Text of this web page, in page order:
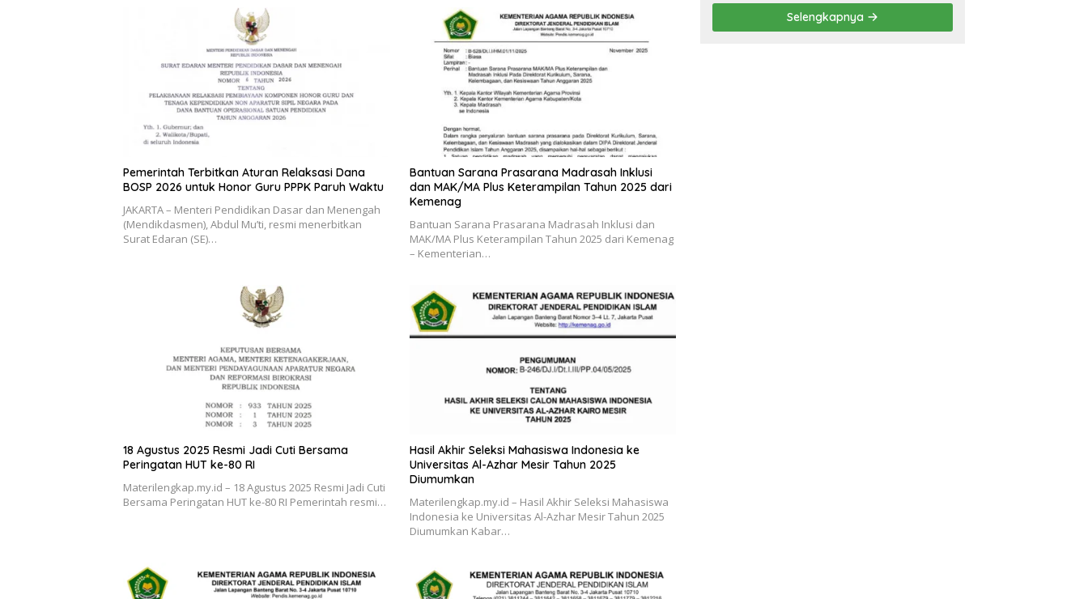
Pemerintah Terbitkan Aturan Relaksasi Dana
BOSP 2026 untuk Honor Guru PPPK Paruh Waktu
JAKARTA – Menteri Pendidikan Dasar dan Menengah
(Mendikdasmen), Abdul Mu’ti, resmi menerbitkan
Surat Edaran (SE)…
Bantuan Sarana Prasarana Madrasah Inklusi
dan MAK/MA Plus Keterampilan Tahun 2025 dari
Kemenag
Bantuan Sarana Prasarana Madrasah Inklusi dan
MAK/MA Plus Keterampilan Tahun 2025 dari Kemenag
– Kementerian…
18 Agustus 2025 Resmi Jadi Cuti Bersama
Peringatan HUT ke-80 RI
Materilengkap.my.id – 18 Agustus 2025 Resmi Jadi Cuti
Bersama Peringatan HUT ke-80 RI Pemerintah resmi…
Hasil Akhir Seleksi Mahasiswa Indonesia ke
Universitas Al-Azhar Mesir Tahun 2025
Diumumkan
Materilengkap.my.id – Hasil Akhir Seleksi Mahasiswa
Indonesia ke Universitas Al-Azhar Mesir Tahun 2025
Diumumkan Kabar…
Selengkapnya